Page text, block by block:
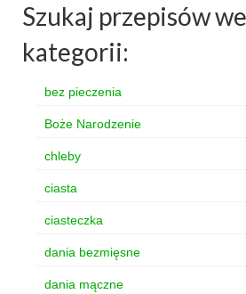
Szukaj przepisów
kategorii:
bez pieczenia
Boże Narodzenie
chleby
ciasta
ciasteczka
dania bezmięsne
dania mączne